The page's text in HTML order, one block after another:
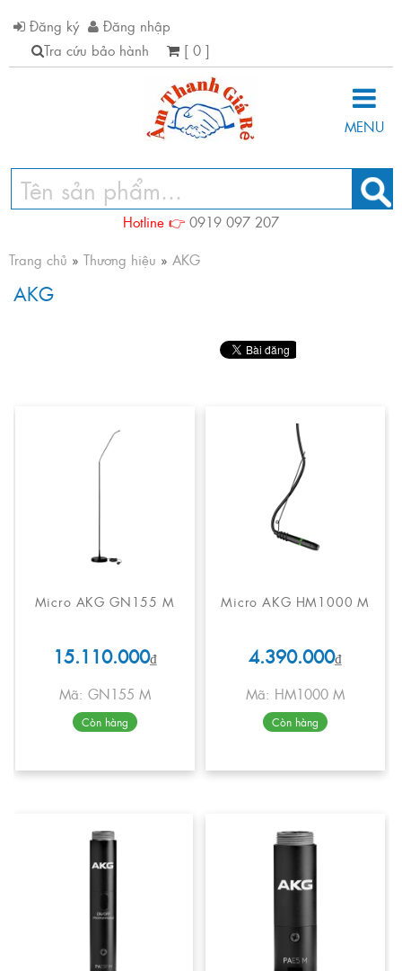
Đăng ký
Đăng nhập
Tra cứu bảo hành
[ 0 ]
MENU
Hotline 👉 0919 097 207
Trang chủ » Thương hiệu » AKG
AKG
Micro AKG GN155 M
15.110.000₫
Mã: GN155 M
Còn hàng
Micro AKG HM1000 M
4.390.000₫
Mã: HM1000 M
Còn hàng